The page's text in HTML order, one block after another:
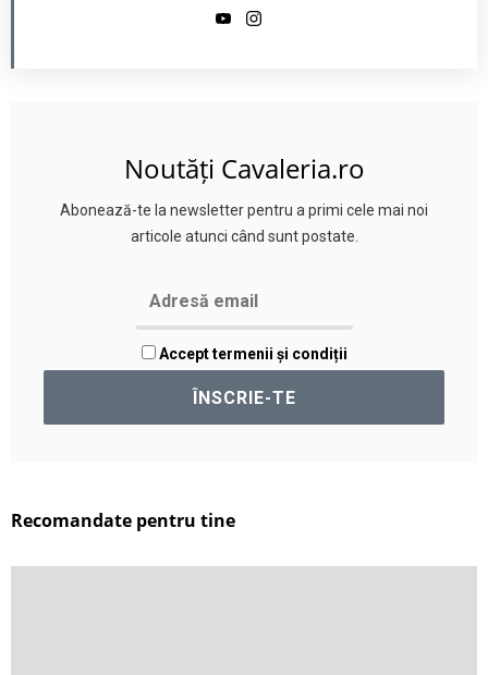
Noutăți Cavaleria.ro
Abonează-te la newsletter pentru a primi cele mai noi
articole atunci când sunt postate.
Accept termenii și condiții
Recomandate pentru tine